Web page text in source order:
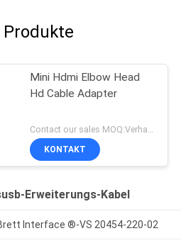
Produkte
Mini Hdmi Elbow Head
Hd Cable Adapter
KONTAKT
Erweiterungs-Kabel
Interface ®-VS 20454-220-02